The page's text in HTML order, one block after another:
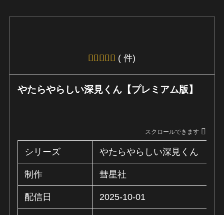
( 件)
やたらやらしい深見くん【プレミアム版】
スクロールできます
シリーズ やたらやらしい深見くん
制作 彗星社
配信日 2025-10-01